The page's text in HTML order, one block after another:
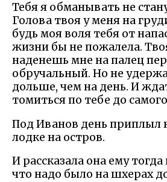
Тебя я обманывать не
Голова твоя у меня на
будь моя воля тебя от
жизни бы не пожалела.
наденешь мне на палец
обручальный. Но не
дольше, чем на день. И
томиться по тебе до
Под Иванов день приплыл
лодке на остров.
И рассказала она ему
что надо было на шхерах